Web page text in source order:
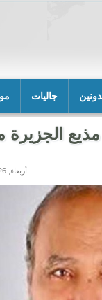
جاليات
الجزيرة
أربعاء, 2026-05-20 03:42